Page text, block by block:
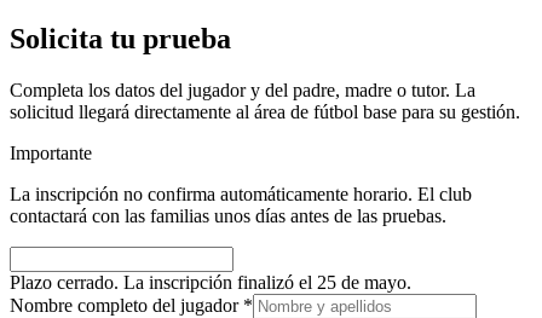
Solicita tu prueba
Completa los datos del jugador y del padre, madre o tutor. La
solicitud llegará directamente al área de fútbol base para su gestión.
Importante
La inscripción no confirma automáticamente horario. El club
contactará con las familias unos días antes de las pruebas.
Plazo cerrado. La inscripción finalizó el 25 de mayo.
Nombre completo del jugador *